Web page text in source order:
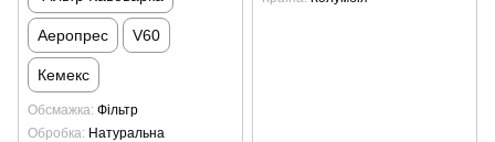
Аеропрес V60
Кемекс
Обсмажка Фільтр
Обробка Натуральна